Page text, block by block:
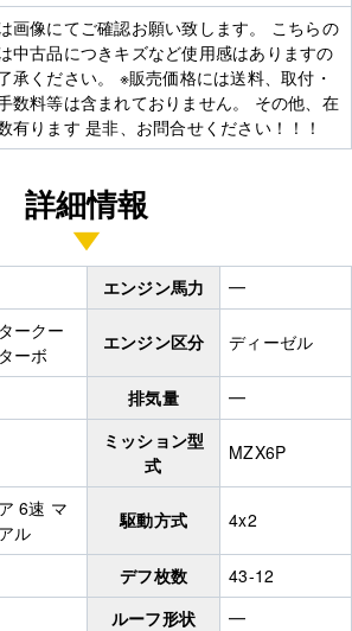
画像にてご確認お願い致します。 こちらの
中古品につきキズなど使用感はありますの
承ください。 ※販売価格には送料、取付・
数料等は含まれておりません。 その他、在
有ります 是非、お問合せください！！！
詳細情報
エンジン馬力 ━
ークー
ーボ
エンジン区分 ディーゼル
排気量 ━
ミッション型
式
MZX6P
6速 マ
ル
駆動方式 4x2
デフ枚数
43-12
ルーフ形状
━